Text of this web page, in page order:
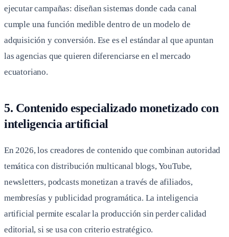
ejecutar campañas: diseñan sistemas donde cada canal
cumple una función medible dentro de un modelo de
adquisición y conversión. Ese es el estándar al que apuntan
las agencias que quieren diferenciarse en el mercado
ecuatoriano.
5. Contenido especializado monetizado con
inteligencia artificial
En 2026, los creadores de contenido que combinan autoridad
temática con distribución multicanal blogs, YouTube,
newsletters, podcasts monetizan a través de afiliados,
membresías y publicidad programática. La inteligencia
artificial permite escalar la producción sin perder calidad
editorial, si se usa con criterio estratégico.